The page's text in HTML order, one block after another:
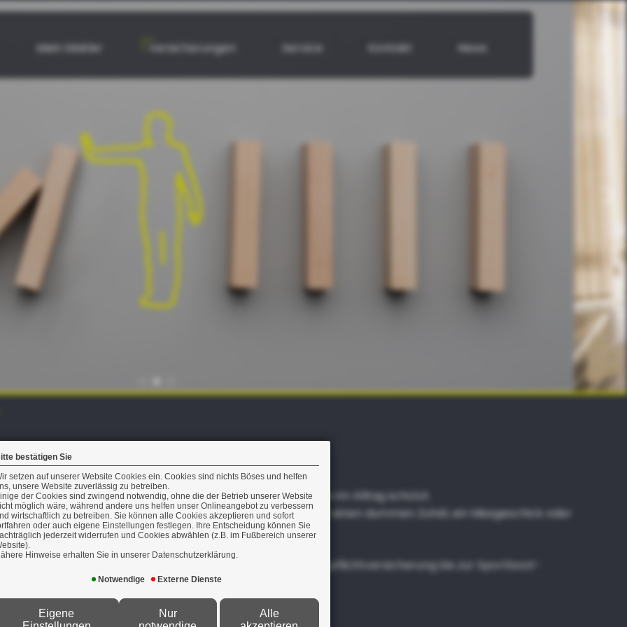
bestätigen Sie
setzen auf unserer Website Cookies ein. Cookies sind nichts Böses und helfen
unsere Website zuverlässig zu betreiben.
der Cookies sind zwingend notwendig, ohne die der Betrieb unserer Website
möglich wäre, während andere uns helfen unser Onlineangebot zu verbessern
wirtschaftlich zu betreiben. Sie können alle Cookies akzeptieren und sofort
oder auch eigene Einstellungen festlegen. Ihre Entscheidung können Sie
jederzeit widerrufen und Cookies abwählen (z.B. im Fußbereich unserer
Hinweise erhalten Sie in unserer Datenschutzerklärung.
Notwendige Externe Dienste
Eigene
Nur
Alle
Mein Makler Versicherungen Service Kontakt News
Familie besonders wichtig, da sie vor den Unwägbarkeiten im Alltag schützt.
von Schadenersatzansprüchen frei, wenn Sie durch einen dummen Zufall, ein Missgeschick oder
Haftpflichtversicherung über die Hausbesitzer-Haftpflichtversicherung bis zur Sportboot-
versichert werden.
Siehier